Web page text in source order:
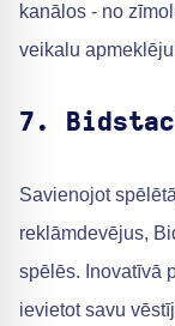
kanālos - no
veikalu
7.
Savienojot
reklāmdevējus,
spēlēs. Inovatīvā
ievietot savu